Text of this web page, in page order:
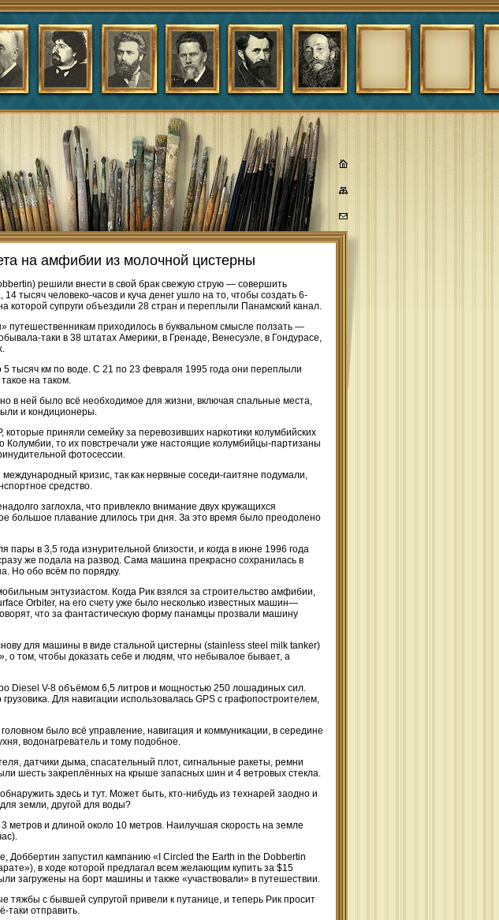
на амфибии из молочной цистерны
решили внести в свой брак свежую струю — совершить
тысяч человеко-часов и куча денег ушло на то, чтобы создать 6-
супруги объездили 28 стран и переплыли Панамский канал.
путешественникам приходилось в буквальном смысле ползать —
таки в 38 штатах Америки, в Гренаде, Венесуэле, в Гондурасе,
5 тысяч км по воде. С 21 по 23 февраля 1995 года они переплыли
на таком.
в ней было всё необходимое для жизни, включая спальные места,
и кондиционеры.
приняли семейку за перевозивших наркотики колумбийских
Колумбии, то их повстречали уже настоящие колумбийцы-партизаны
фотосессии.
кризис, так как нервные соседи-гаитяне подумали,
средство.
заглохла, что привлекло внимание двух кружащихся
большое плавание длилось три дня. За это время было преодолено
в 3,5 года изнурительной близости, и когда в июне 1996 года
же подала на развод. Сама машина прекрасно сохранилась в
Но обо всём по порядку.
энтузиастом. Когда Рик взялся за строительство амфибии,
Orbiter, на его счету уже было несколько известных машин—
что за фантастическую форму панамцы прозвали машину
для машины в виде стальной цистерны (stainless steel milk tanker)
о том, чтобы доказать себе и людям, что небывалое бывает, а
Diesel V-8 объёмом 6,5 литров и мощностью 250 лошадиных сил.
Для навигации использовалась GPS с графопостроителем,
было всё управление, навигация и коммуникации, в середине
водонагреватель и тому подобное.
датчики дыма, спасательный плот, сигнальные ракеты, ремни
шесть закреплённых на крыше запасных шин и 4 ветровых стекла.
здесь и тут. Может быть, кто-нибудь из технарей заодно и
земли, другой для воды?
и длиной около 10 метров. Наилучшая скорость на земле
Доббертин запустил кампанию «I Circled the Earth in the Dobbertin
в ходе которой предлагал всем желающим купить за $15
загружены на борт машины и также «участвовали» в путешествии.
с бывшей супругой привели к путанице, и теперь Рик просит
таки отправить.